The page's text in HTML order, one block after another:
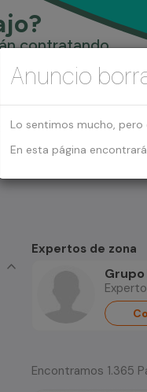
Expertos de zona
Grupo
Encontramos 1.365
Anuncio
Lo sentimos mucho,
En esta página